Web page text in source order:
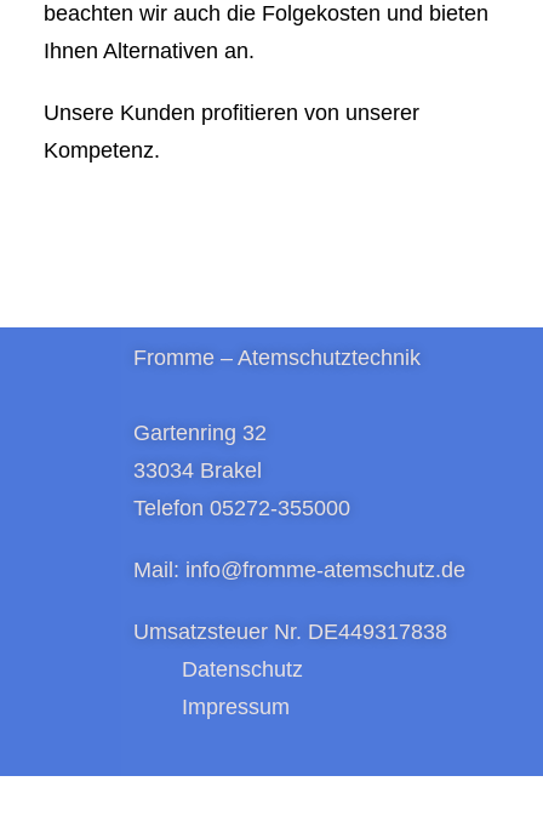
beachten wir auch die Folgekosten und bieten
Ihnen Alternativen an.
Unsere Kunden profitieren von unserer
Kompetenz.
Fromme –
Gartenring 32
33034 Brakel
Telefon 05272-355000
Mail: info@fromme-atemschutz.de
Umsatzsteuer Nr. DE449317838
Datenschutz